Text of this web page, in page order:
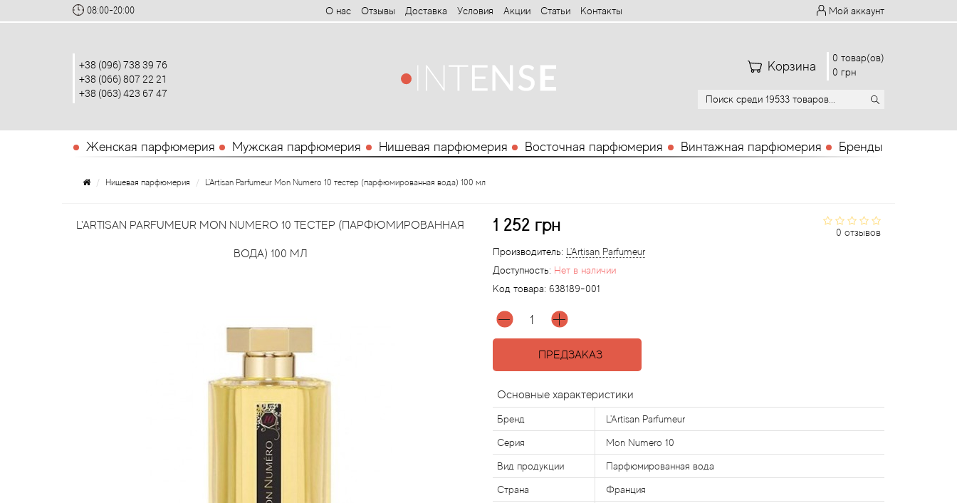
08:00-20:00 О нас Отзывы Доставка Условия Aкции Статьи Контакты Мой аккаунт
+38 (096) 738 39 76
+38 (066) 807 22 21
+38 (063) 423 67 47
Корзина
0 товар(ов)
0 грн
Женская парфюмерия Мужская парфюмерия Нишевая парфюмерия Восточная парфюмерия Винтажная парфюмерия Бренды
Нишевая парфюмерия L'Artisan Parfumeur Mon Numero 10 тестер (парфюмированная вода) 100 мл
L'ARTISAN PARFUMEUR MON NUMERO 10 ТЕСТЕР (ПАРФЮМИРОВАННАЯ
ВОДА) 100 МЛ
0 отзывов
1 252 грн
Производитель: L'Artisan Parfumeur
Доступность: Нет в наличии
Код товара: 638189-001
ПРЕДЗАКАЗ
Основные характеристики
Бренд L'Artisan Parfumeur
Серия Mon Numero 10
Вид продукции Парфюмированная вода
Страна Франция